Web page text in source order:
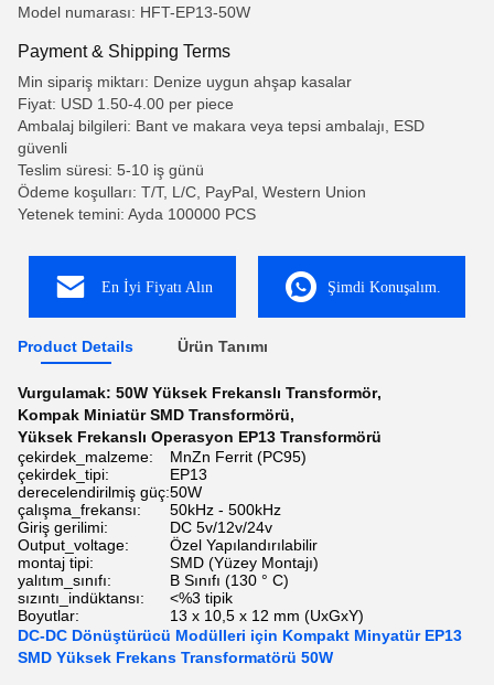
Model numarası: HFT-EP13-50W
Payment & Shipping Terms
Min sipariş miktarı: Denize uygun ahşap kasalar
Fiyat: USD 1.50-4.00 per piece
Ambalaj bilgileri: Bant ve makara veya tepsi ambalajı, ESD
güvenli
Teslim süresi: 5-10 iş günü
Ödeme koşulları: T/T, L/C, PayPal, Western Union
Yetenek temini: Ayda 100000 PCS
En İyi Fiyatı Alın Şimdi Konuşalım.
Product Details Ürün Tanımı
Vurgulamak: 50W Yüksek Frekanslı Transformör,
Kompak Miniatür SMD Transformörü,
Yüksek Frekanslı Operasyon EP13 Transformörü
çekirdek_malzeme:
MnZn Ferrit (PC95)
çekirdek_tipi:
EP13
derecelendirilmiş güç:50W
çalışma_frekansı:
50kHz - 500kHz
Giriş gerilimi:
DC 5v/12v/24v
Output_voltage:
Özel Yapılandırılabilir
montaj tipi:
SMD (Yüzey Montajı)
yalıtım_sınıfı:
B Sınıfı (130 ° C)
sızıntı_indüktansı:
<%3 tipik
Boyutlar:
13 x 10,5 x 12 mm (UxGxY)
DC-DC Dönüştürücü Modülleri için Kompakt Minyatür EP13
SMD Yüksek Frekans Transformatörü 50W